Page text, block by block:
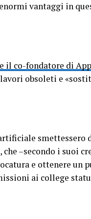
vantaggi in
il co-fondatore di
obsoleti e
smettessero
–secondo i suoi
e ottenere un
ai college